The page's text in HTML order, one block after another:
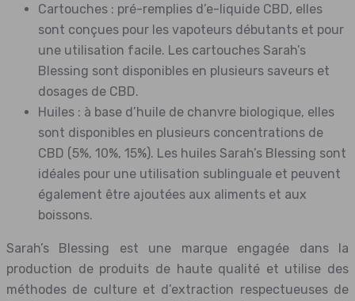
Cartouches : pré-remplies d’e-liquide CBD, elles
sont conçues pour les vapoteurs débutants et pour
une utilisation facile. Les cartouches Sarah’s
Blessing sont disponibles en plusieurs saveurs et
dosages de CBD.
Huiles : à base d’huile de chanvre biologique, elles
sont disponibles en plusieurs concentrations de
CBD (5%, 10%, 15%). Les huiles Sarah’s Blessing sont
idéales pour une utilisation sublinguale et peuvent
également être ajoutées aux aliments et aux
boissons.
Sarah’s Blessing est une marque engagée dans la
production de produits de haute qualité et utilise des
méthodes de culture et d’extraction respectueuses de